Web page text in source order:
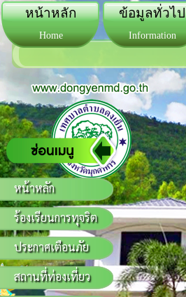
หน้าหลัก
ร้องเรียนการทุจริต
ประกาศเตือนภัย
สถานที่ท่องเที่ยว
หน้าหลัก
Home
ข้อมูลทั่วไป
Information